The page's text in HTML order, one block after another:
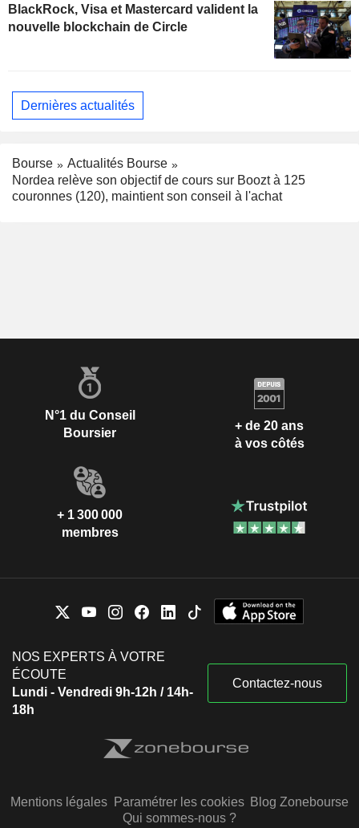
BlackRock, Visa et Mastercard valident la
nouvelle blockchain de Circle
Dernières actualités
Bourse
Actualités Bourse
Nordea relève son objectif de cours sur Boozt à 125
couronnes (120), maintient son conseil à l'achat
N°1 du Conseil
Boursier
+ de 20 ans
à vos côtés
+ 1 300 000
membres
NOS EXPERTS À VOTRE
ÉCOUTE
Lundi - Vendredi 9h-12h / 14h-
18h
Contactez-nous
Mentions légales Paramétrer les cookies Blog Zonebourse
Qui sommes-nous ?